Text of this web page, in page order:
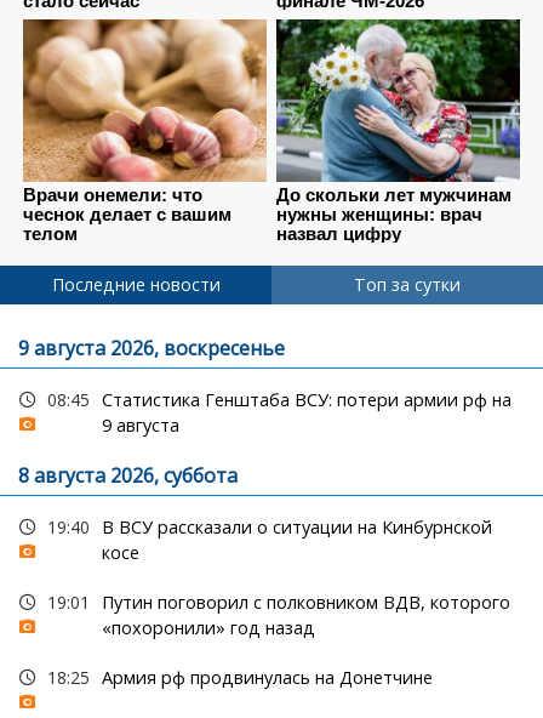
Последние новости Топ за сутки
9 августа 2026, воскресенье
08:45 Статистика Генштаба ВСУ: потери армии рф на
9 августа
8 августа 2026, суббота
19:40
В ВСУ рассказали о ситуации на Кинбурнской
косе
19:01
Путин поговорил с полковником ВДВ, которого
«похоронили» год назад
18:25 Армия рф продвинулась на Донетчине